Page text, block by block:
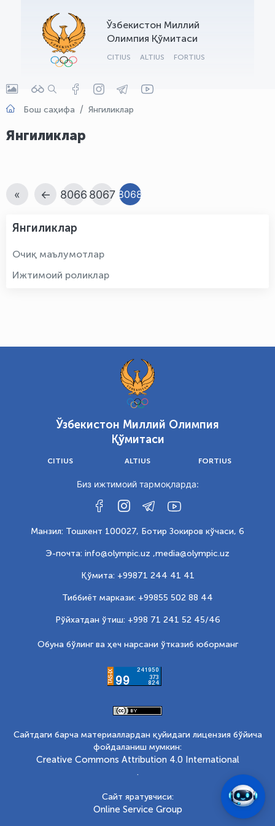
Ўзбекистон Миллий
Олимпия Қўмитаси
CITIUS ALTIUS FORTIUS
Бош саҳифа Янгиликлар
Янгиликлар
« ← 8066 8067 8068
Янгиликлар
Очиқ маълумотлар
Ижтимоий роликлар
Ўзбекистон Миллий Олимпия
Қўмитаси
CITIUS ALTIUS FORTIUS
Биз ижтимоий тармоқларда:
Манзил: Тошкент 100027, Ботир Зокиров кўчаси, 6
Э-почта: info@olympic.uz ,media@olympic.uz
Қўмита: +99871 244 41 41
Тиббиёт маркази: +99855 502 88 44
Рўйхатдан ўтиш: +998 71 241 52 45/46
Обуна бўлинг ва ҳеч нарсани ўтказиб юборманг
Сайтдаги барча материаллардан қуйидаги лицензия бўйича
фойдаланиш мумкин:
Creative Commons Attribution 4.0 International
.
Сайт яратувчиси:
Online Service Group
OLYMPCHIK AI - yordamchi
Онлайн · olympic.uz